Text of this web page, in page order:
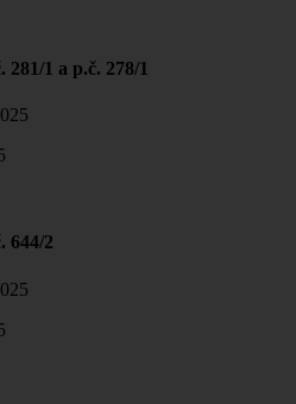
1 a p.č. 278/1
644/2